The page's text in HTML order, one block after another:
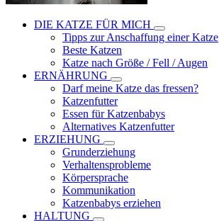
DIE KATZE FÜR MICH
Tipps zur Anschaffung einer Katze
Beste Katzen
Katze nach Größe / Fell / Augen
ERNÄHRUNG
Darf meine Katze das fressen?
Katzenfutter
Essen für Katzenbabys
Alternatives Katzenfutter
ERZIEHUNG
Grunderziehung
Verhaltensprobleme
Körpersprache
Kommunikation
Katzenbabys erziehen
HALTUNG